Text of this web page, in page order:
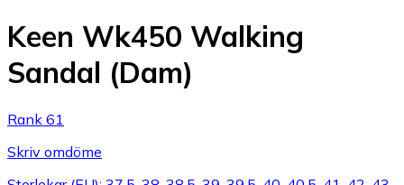
Keen Wk450 Walking
Sandal (Dam)
Rank 61
Skriv omdöme